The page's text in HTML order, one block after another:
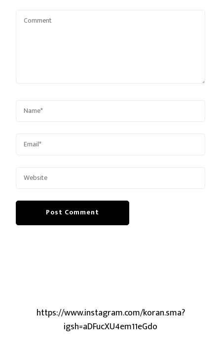
https://www.instagram.com/koran.sma?
igsh=aDFucXU4em11eGdo